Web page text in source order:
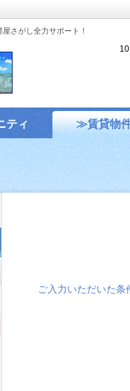
さがし全力サポート！
ティ ≫賃貸物
ご入力いただいた条